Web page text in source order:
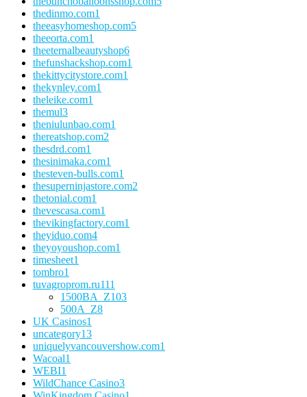
thedinmo.com1
theeasyhomeshop.com5
theeorta.com1
theeternalbeautyshop6
thefunshackshop.com1
thekittycitystore.com1
thekynley.com1
theleike.com1
themul3
theniulunbao.com1
thereatshop.com2
thesdrd.com1
thesinimaka.com1
thesteven-bulls.com1
thesuperninjastore.com2
thetonial.com1
thevescasa.com1
thevikingfactory.com1
theyiduo.com4
theyoyoushop.com1
timesheet1
tombro1
tuvagroprom.ru111
1500BA_Z103
500A_Z8
UK Casinos1
uncategory13
uniquelyvancouvershow.com1
Wacoal1
WEBI1
WildChance Casino3